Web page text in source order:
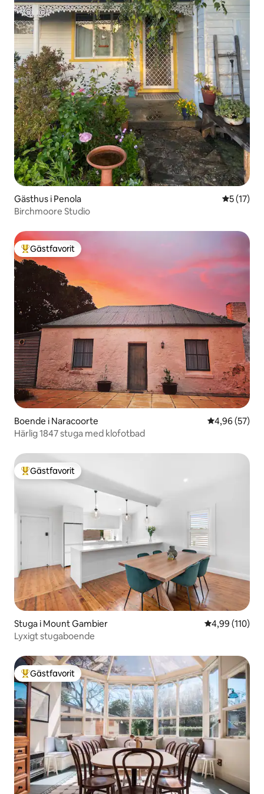
Gästhus i Penola 5 av 5 i
5 (17)
Birchmoore Studio
Populär gästfavorit
Gästfavorit
Boende i Naracoorte 4,96 av 5 i
4,96 (57)
Härlig 1847 stuga med klofotbad
Populär gästfavorit
Gästfavorit
Stuga i Mount Gambier 4,99 av 5 i
4,99 (110)
Lyxigt stugaboende
Populär gästfavorit
Gästfavorit